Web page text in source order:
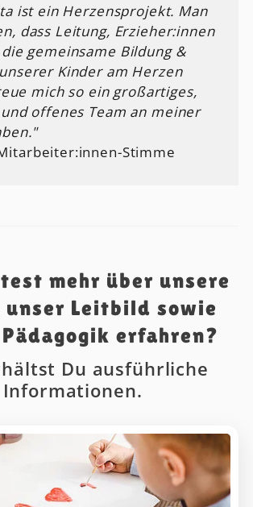
ist ein Herzensprojekt. Man
dass Leitung, Erzieher:innen
gemeinsame Bildung &
Kinder am Herzen
mich so ein großartiges,
offenes Team an meiner
Stimme
mehr über unsere
Leitbild sowie
erfahren?
Du ausführliche
Informationen.